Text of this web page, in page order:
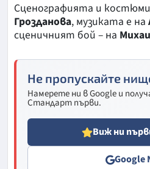
Сценографията и
Грозданова, музиката е на
сценичният бой – на
Не пропускайте
Намерете ни в Google и
Стандарт първи.
Виж ни
Google